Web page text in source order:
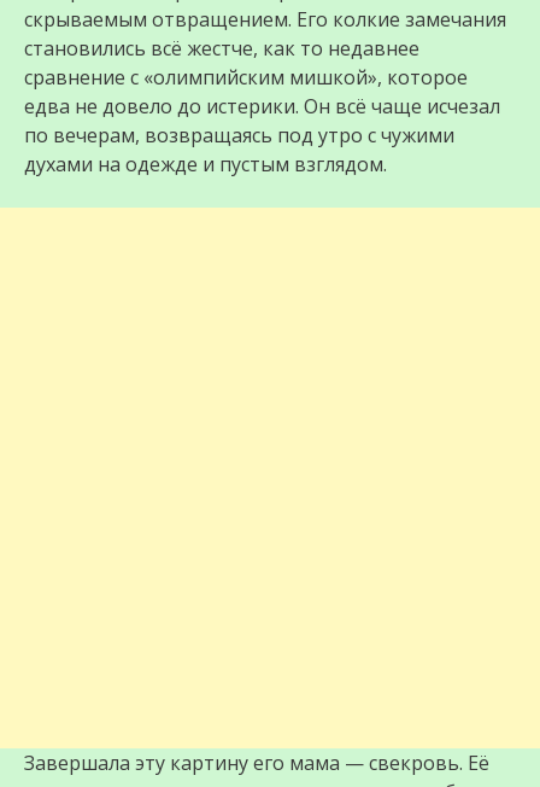
скрываемым отвращением. Его колкие замечания
становились всё жестче, как то недавнее
сравнение с «олимпийским мишкой», которое
едва не довело до истерики. Он всё чаще исчезал
по вечерам, возвращаясь под утро с чужими
духами на одежде и пустым взглядом.
Завершала эту картину его мама — свекровь. Её